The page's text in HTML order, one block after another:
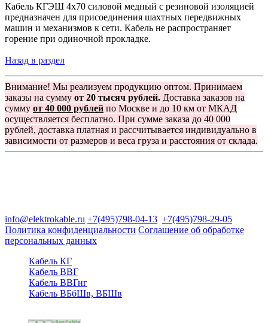
Кабель КГЭШ 4x70 силовой медный с резиновой изоляцией
предназначен для присоединения шахтных передвижных
машин и механизмов к сети. Кабель не распространяет
горение при одиночной прокладке.
Назад в раздел
Внимание! Мы реализуем продукцию оптом. Принимаем
заказы на сумму от 20 тысяч рублей. Доставка заказов на
сумму от 40 000 рублей по Москве и до 10 км от МКАД
осуществляется бесплатно. При сумме заказа до 40 000
рублей, доставка платная и рассчитывается индивидуально в
зависимости от размеров и веса груза и расстояния от склада.
info@elektrokable.ru +7(495)798-04-13 +7(495)798-29-05
Политика конфиденциальности Соглашение об обработке
персональных данных
Кабель КГ
Кабель ВВГ
Кабель ВВГнг
Кабель ВБбШв, ВБШв